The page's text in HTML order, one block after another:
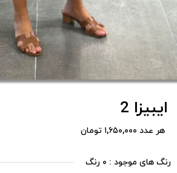
ایبیزا 2
هر عدد ۱,۶۵۰,۰۰۰ تومان
رنگ های موجود : ۰ رنگ